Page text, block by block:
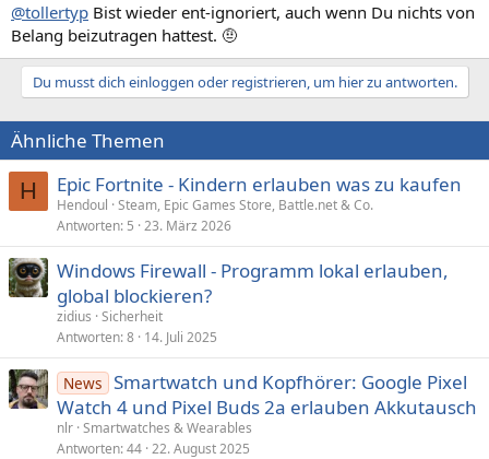
@tollertyp Bist wieder ent-ignoriert, auch wenn Du nichts von
Belang beizutragen hattest. 🤨
Du musst dich einloggen oder registrieren, um hier zu antworten.
Ähnliche Themen
H Epic Fortnite - Kindern erlauben was zu kaufen
Hendoul Steam, Epic Games Store, Battle.net & Co.
Antworten 5 23. März 2026
Windows Firewall - Programm lokal erlauben,
global blockieren?
zidius Sicherheit
Antworten 8 14. Juli 2025
News Smartwatch und Kopfhörer: Google Pixel
Watch 4 und Pixel Buds 2a erlauben Akkutausch
nlr Smartwatches & Wearables
Antworten 44 22. August 2025